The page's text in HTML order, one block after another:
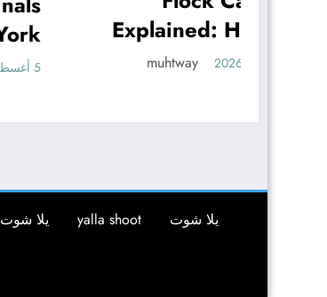
Explained: How the
License Plate
4 أغسطس، 2026
يلا شوت yalla shoot يلا شوت